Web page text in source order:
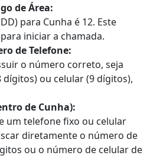
de Área:
para Cunha é 12. Este
iniciar a chamada.
de Telefone:
o número correto, seja
ou celular (9 dígitos),
de Cunha):
um telefone fixo ou celular
diretamente o número de
ou o número de celular de